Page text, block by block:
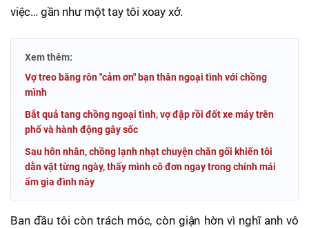
việc… gần như một tay tôi xoay xở.
Xem thêm:
Vợ treo băng rôn "cảm ơn" bạn thân ngoại tình với chồng
mình
Bắt quả tang chồng ngoại tình, vợ đập rồi đốt xe máy trên
phố và hành động gây sốc
Sau hôn nhân, chồng lạnh nhạt chuyện chăn gối khiến tôi
dằn vặt từng ngày, thấy mình cô đơn ngay trong chính mái
ấm gia đình này
Ban đầu tôi còn trách móc, còn giận hờn vì nghĩ anh vô